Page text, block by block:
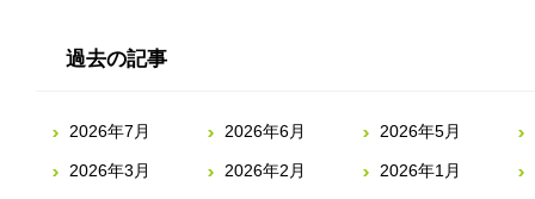
過去の記事
2026年7月 2026年6月 2026年5月
2026年3月 2026年2月 2026年1月